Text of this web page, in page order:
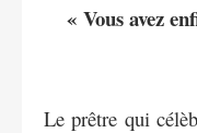
« Vous avez
Le prêtre qui